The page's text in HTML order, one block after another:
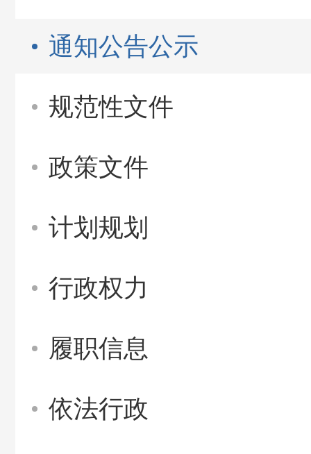
通知公告公示
规范性文件
政策文件
计划规划
行政权力
履职信息
依法行政